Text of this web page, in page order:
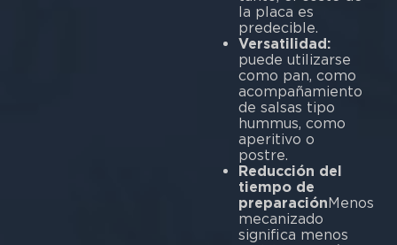
la placa es
predecible.
Versatilidad:
puede utilizarse
como pan, como
acompañamiento
de salsas tipo
hummus, como
aperitivo o
postre.
Reducción del
tiempo de
preparaciónMenos
mecanizado
significa menos